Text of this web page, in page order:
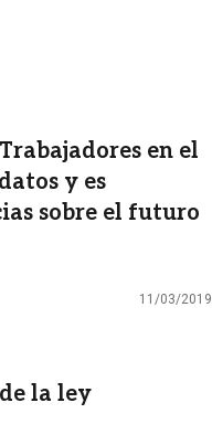
en el
y es
sobre el futuro
11/03/2019
la ley